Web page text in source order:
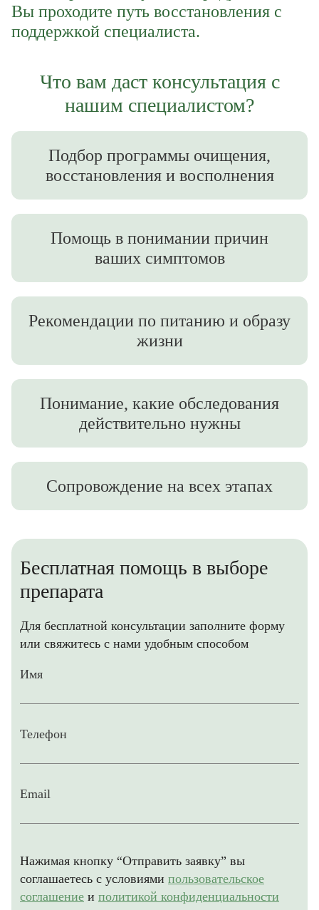
Вы проходите путь восстановления с
поддержкой специалиста.
Что вам даст консультация с
нашим специалистом?
Подбор программы очищения,
восстановления и восполнения
Помощь в понимании причин
ваших симптомов
Рекомендации по питанию и образу
жизни
Понимание, какие обследования
действительно нужны
Сопровождение на всех этапах
Бесплатная помощь в выборе
препарата
Для бесплатной консультации заполните форму
или свяжитесь с нами удобным способом
Имя
Телефон
Email
Нажимая кнопку “Отправить заявку” вы
соглашаетесь с условиями пользовательское
соглашение и политикой конфиденциальности
Введите корректное значение
пользовательского соглашения
политикой
Введите корректное значение
Введите корректное значение
Введите корректное значение
Ваш город
СОХРАНИТЬ
пользовательского соглашения
политикой
конфиденциальности.
ОТМЕНИТЬ
пользовательского соглашения
политикой
конфиденциальности.
ОТМЕНИТЬ